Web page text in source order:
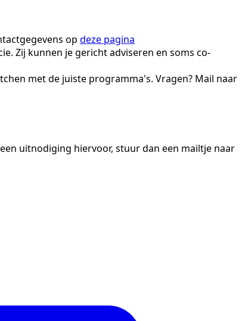
op deze pagina
Zij kunnen je gericht adviseren en soms co-
met de juiste programma's. Vragen? Mail naar
uitnodiging hiervoor, stuur dan een mailtje naar